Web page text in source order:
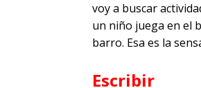
voy a buscar
un niño juega en el
barro. Esa es la
Escribir